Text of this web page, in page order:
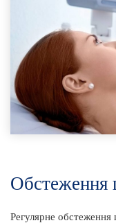
Обстеження
Регулярне обстеження